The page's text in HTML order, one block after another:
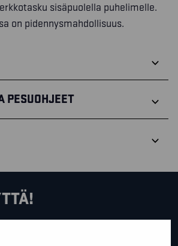
sisäpuolella puhelimelle.
on pidennysmahdollisuus.
PESUOHJEET